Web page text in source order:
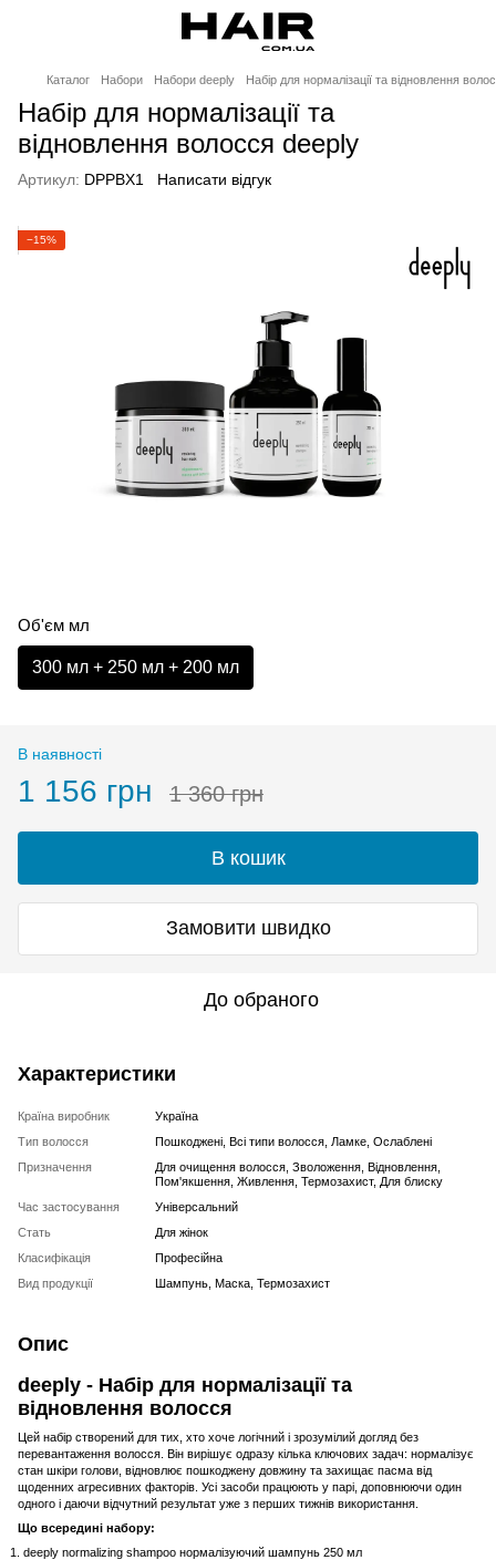
Каталог Набори Набори deeply Набір для нормалізації та відновлення
Набір для нормалізації та
відновлення волосся deeply
Артикул: DPPBX1 Написати відгук
−15%
Об'єм мл
300 мл + 250 мл + 200 мл
В наявності
1 156 грн 1 360 грн
В кошик
Замовити швидко
До обраного
Характеристики
Країна виробник
Україна
Тип волосся
Пошкоджені, Всі типи волосся, Ламке, Ослаблені
Призначення
Для очищення волосся, Зволоження, Відновлення,
Пом'якшення, Живлення, Термозахист, Для блиску
Час застосування
Універсальний
Стать
Для жінок
Класифікація
Професійна
Вид продукції
Шампунь, Маска, Термозахист
Опис
deeply - Набір для нормалізації та
відновлення волосся
Цей набір створений для тих, хто хоче логічний і зрозумілий догляд без
перевантаження волосся. Він вирішує одразу кілька ключових задач: нормалізує
стан шкіри голови, відновлює пошкоджену довжину та захищає пасма від
щоденних агресивних факторів. Усі засоби працюють у парі, доповнюючи один
одного і даючи відчутний результат уже з перших тижнів використання.
Що всередині набору:
deeply normalizing shampoo нормалізуючий шампунь 250 мл